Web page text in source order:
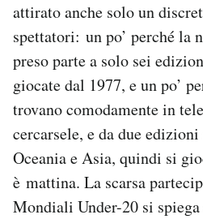
AREA PERSONALE
Area Personale
Newsletter
Notifiche mobile
Regala il Post
Hai bisogno di aiuto?
Esci
attirato anche solo un
spettatori: un po’ perché la
preso parte a solo sei
giocate dal 1977, e un po’
trovano comodamente in
cercarsele, e da due
Oceania e Asia, quindi si
è mattina. La scarsa
Mondiali Under-20 si